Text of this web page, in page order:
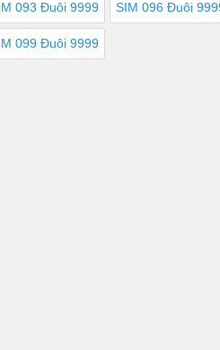
093 Đuôi 9999 SIM 096 Đuôi
099 Đuôi 9999